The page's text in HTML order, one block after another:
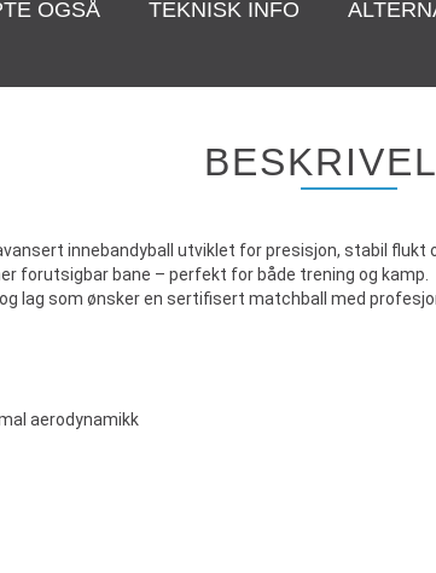
OGSÅ TEKNISK INFO
innebandyball utviklet for presisjon, stabil flukt
forutsigbar bane – perfekt for både trening og kamp.
lag som ønsker en sertifisert matchball med
aerodynamikk